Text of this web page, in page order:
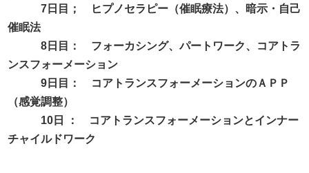
7 日目； ヒプノセラピー（催眠療法）、暗示・自己
催眠法
8 日目： フォーカシング、パートワーク、コアトラ
ンスフォーメーション
9 日目： コアトランスフォーメーションのＡＰＰ
（感覚調整）
10 日 ： コアトランスフォーメーションとインナー
チャイルドワーク